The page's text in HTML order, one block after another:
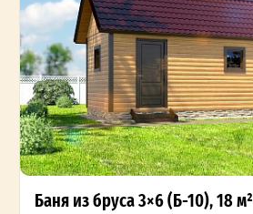
Баня из бруса 3×6 (Б-10), 18 м²